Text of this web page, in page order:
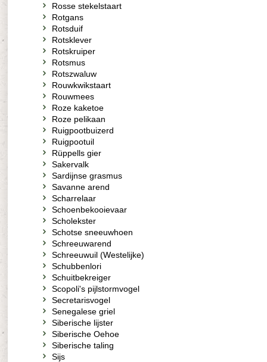
Rosse stekelstaart
Rotgans
Rotsduif
Rotsklever
Rotskruiper
Rotsmus
Rotszwaluw
Rouwkwikstaart
Rouwmees
Roze kaketoe
Roze pelikaan
Ruigpootbuizerd
Ruigpootuil
Rüppells gier
Sakervalk
Sardijnse grasmus
Savanne arend
Scharrelaar
Schoenbekooievaar
Scholekster
Schotse sneeuwhoen
Schreeuwarend
Schreeuwuil (Westelijke)
Schubbenlori
Schuitbekreiger
Scopoli's pijlstormvogel
Secretarisvogel
Senegalese griel
Siberische lijster
Siberische Oehoe
Siberische taling
Sijs